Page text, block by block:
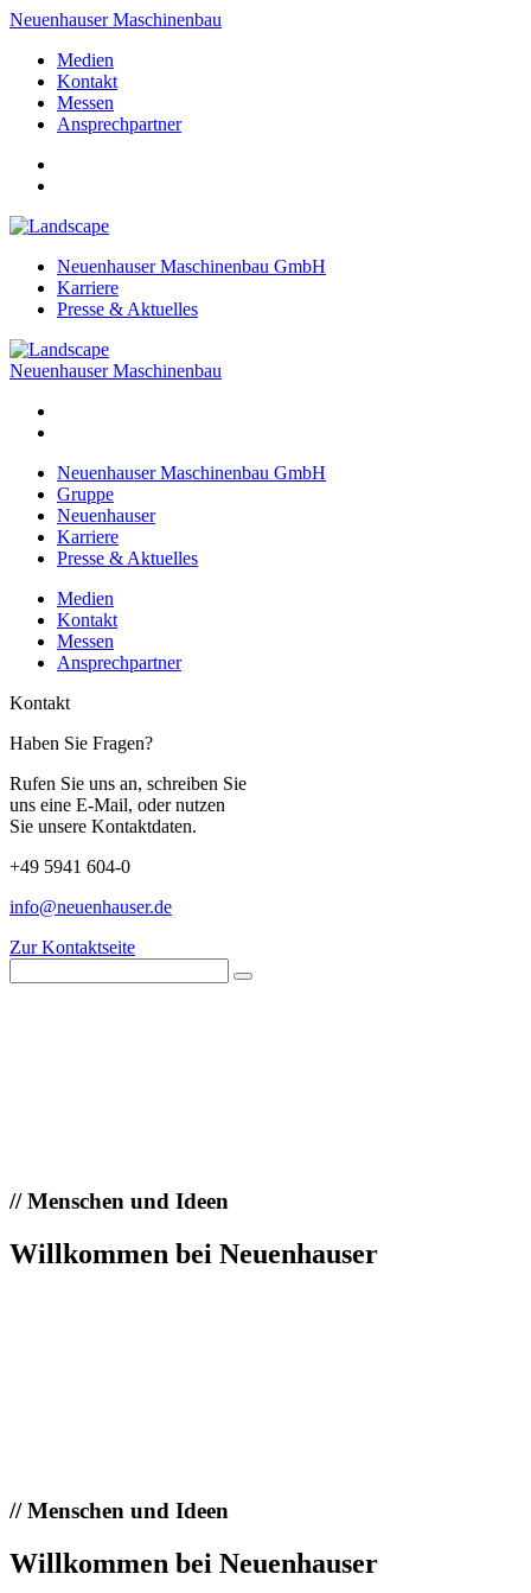
Neuenhauser Maschinenbau
Medien
Kontakt
Messen
Ansprechpartner
Neuenhauser Maschinenbau GmbH
Karriere
Presse & Aktuelles
Neuenhauser Maschinenbau
Neuenhauser Maschinenbau GmbH
Gruppe
Neuenhauser
Karriere
Presse & Aktuelles
Medien
Kontakt
Messen
Ansprechpartner
Kontakt
Haben Sie Fragen?
Rufen Sie uns an, schreiben Sie
uns eine E-Mail, oder nutzen
Sie unsere Kontaktdaten.
+49 5941 604-0
info@neuenhauser.de
Zur Kontaktseite
//Menschen und Ideen
Willkommen bei Neuenhauser
//Menschen und Ideen
Willkommen bei Neuenhauser